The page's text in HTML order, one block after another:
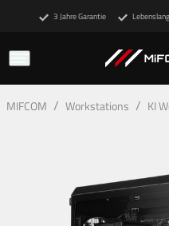
3 Jahre Garantie
Beschreibung
MIFCOM / Workstations / KI